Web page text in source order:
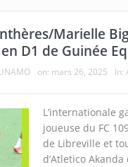
Marielle
D1 de Guinée
on: mars 26, 2025 In:
L’internationale
joueuse du FC
de Libreville et
d’Atletico